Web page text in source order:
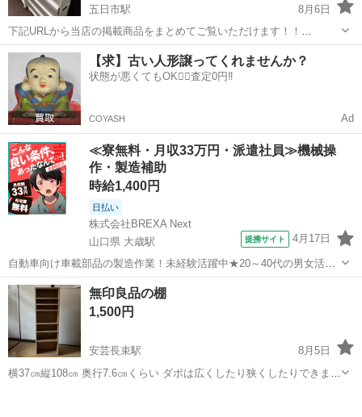
五日市駅
8月6日
下記URLから当店の掲載商品をまとめてご覧いただけます！！
https://jmty.jp/profiles/639922827fb74d2e84221f68/articles ...
広島 広島市 五日市駅 収納家具 サカイ
【求】古い人形譲ってくれませんか？
状態が悪くてもOK🙆‍♀️査定0円‼️
COYASH Ad
≪寮無料・月収33万円・派遣社員≫機械操
作・製造補助
時給1,400円
日払い
株式会社BREXA Next
山口県 大歳駅
提携サイト 4月17日
自動車向け車載部品の製造作業！未経験活躍中★20～40代の男女活躍
中！友達同士での応募OK！備品付きワンルーム寮費無料！赴任旅費会
社負担！生活支援物資事前対応可◎格安食堂利用可！年間休日135日
♪《山口県山口市》 人気の工...
山口 山口市 大歳駅 その他
無印良品の棚
1,500円
安芸長束駅
8月5日
横37㎝縦108㎝ 奥行7.6㎝くらい ダボは広くしたり狭くしたりできます